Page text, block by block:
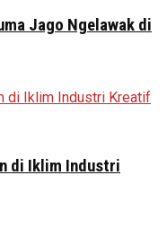
Jago Ngelawak di
di Iklim Industri